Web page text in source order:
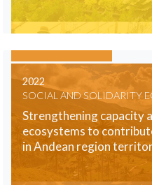
2022
SOCIAL AND SOLIDARITY
Strengthening capacity
ecosystems to
in Andean region